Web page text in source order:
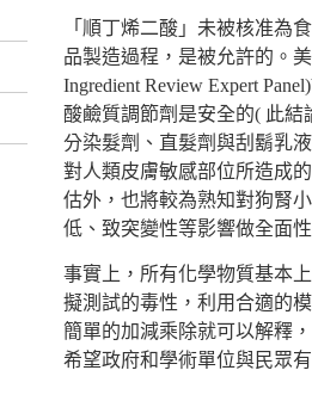
「順丁烯二酸」未被核准為
品製造過程，是被允許的。
Ingredient Review Expert
酸鹼質調節劑是安全的( 此結
分染髮劑、直髮劑與刮鬍乳
對人類皮膚敏感部位所造成
估外，也將較為熟知對狗腎
低、致突變性等影響做全面
事實上，所有化學物質基本
擬測試的毒性，利用合適的
簡單的加減乘除就可以解釋
希望政府和學術單位與民眾